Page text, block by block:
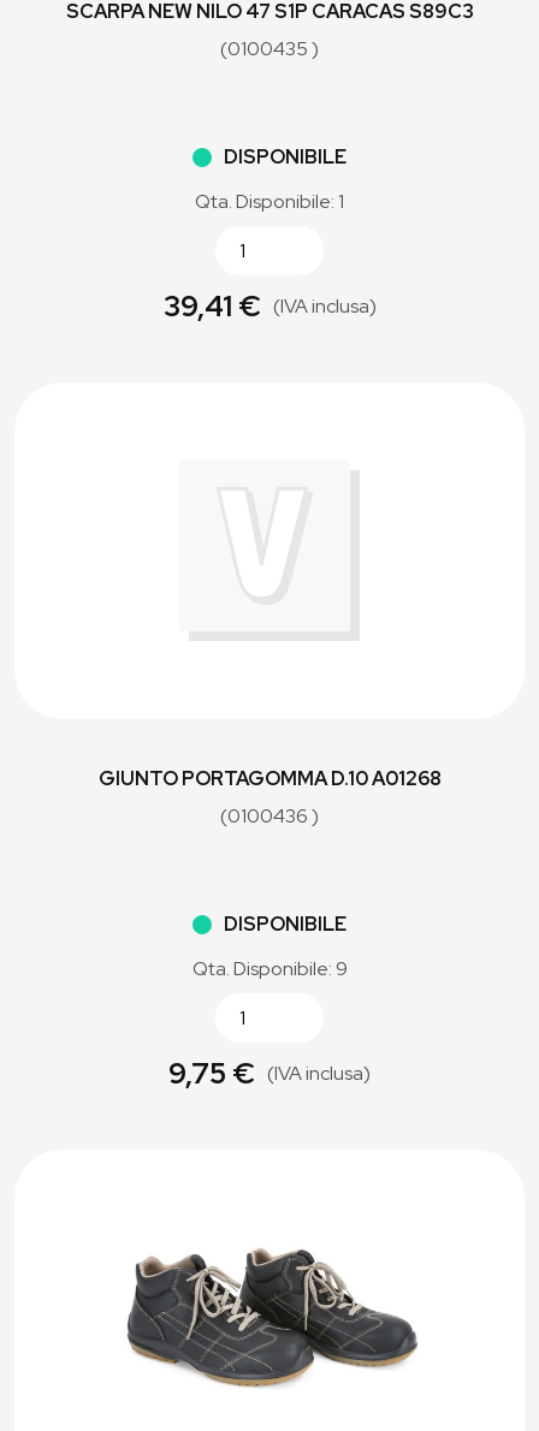
SCARPA NEW NILO 47 S1P CARACAS S89C3
(0100435 )
DISPONIBILE
Qta. Disponibile: 1
39,41 € (IVA inclusa)
GIUNTO PORTAGOMMA D.10 A01268
(0100436 )
DISPONIBILE
Qta. Disponibile: 9
9,75 € (IVA inclusa)